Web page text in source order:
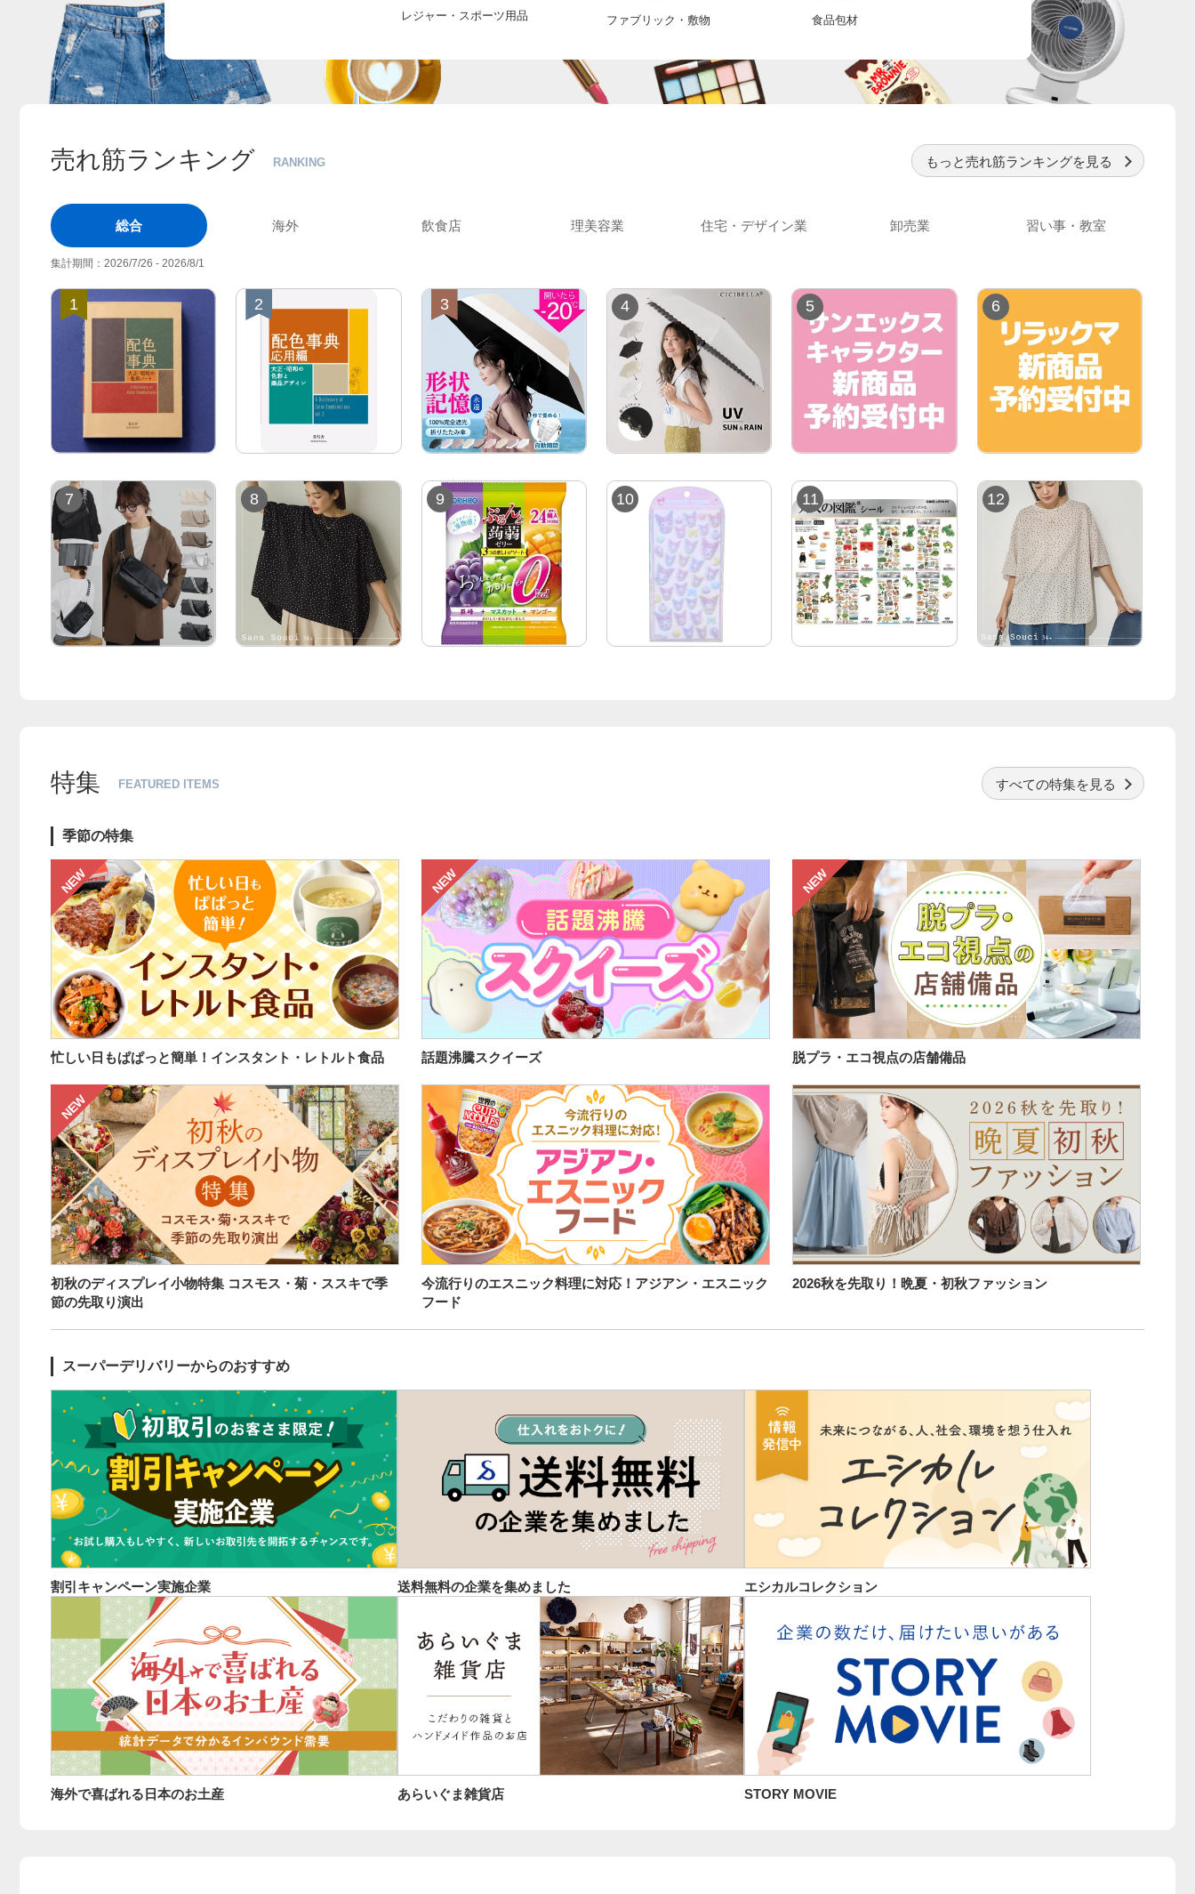
レジャー・スポーツ用品 ファブリック・敷物 食品包材
売れ筋ランキング RANKING もっと売れ筋ランキングを見る
総合 海外 飲食店 理美容業 住宅・デザイン業 卸売業 習い事・教室
集計期間：2026/7/26 - 2026/8/1
特集 FEATURED ITEMS すべての特集を 見る
季節の特集
忙しい日もぱぱっと簡単！インスタント・レトルト食品
NEW
話題沸騰スクイーズ
NEW
脱プラ・エコ視点の店舗備品
NEW
初秋のディスプレイ小物特集 コスモス・菊・ススキで季
節の先取り演出
NEW
今流行りのエスニック料理に対応！アジアン・エスニック
フード
2026秋を先取り！晩夏・初秋ファッション
スーパーデリバリーからのおすすめ
割引キャンペーン実施企業 送料無料の企業を集めました エシカルコレクション
海外で喜ばれる日本のお土産 あらいぐま雑貨店 STORY MOVIE